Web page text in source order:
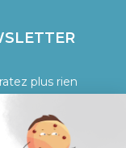
plus rien